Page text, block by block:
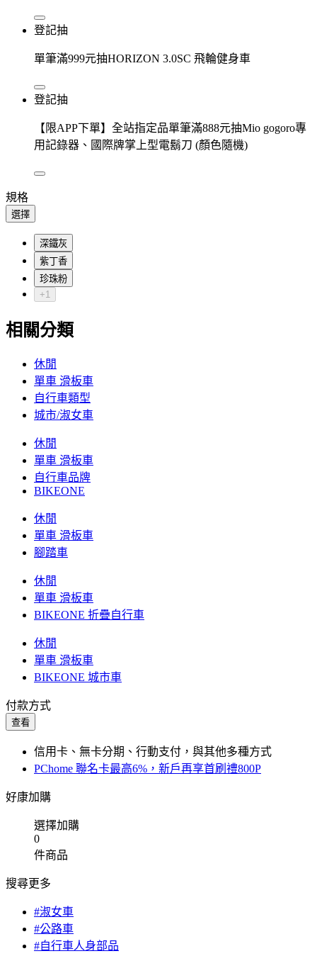
登記抽
單筆滿999元抽HORIZON 3.0SC 飛輪健身車
登記抽
【限APP下單】全站指定品單筆滿888元抽Mio gogoro專
用記錄器、國際牌掌上型電鬍刀 (顏色隨機)
規格
選擇
深鐵灰
紫丁香
珍珠粉
+1
相關分類
休閒
單車 滑板車
自行車類型
城市/淑女車
休閒
單車 滑板車
自行車品牌
BIKEONE
休閒
單車 滑板車
腳踏車
休閒
單車 滑板車
BIKEONE 折疊自行車
休閒
單車 滑板車
BIKEONE 城市車
付款方式
查看
信用卡、無卡分期、行動支付，與其他多種方式
PChome 聯名卡最高6%，新戶再享首刷禮800P
好康加購
選擇加購
0
件商品
搜尋更多
#淑女車
#公路車
#自行車人身部品